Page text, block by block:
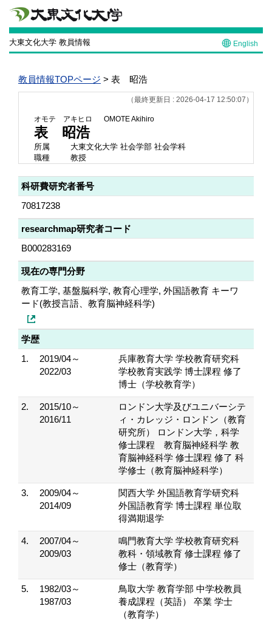
大東文化大学 教員情報 English
教員情報TOPページ > 表 昭浩
（最終更新日 : 2026-04-17 12:50:07）
オモテ アキヒロ OMOTE Akihiro
表 昭浩
所属
大東文化大学 社会学部 社会学科
職種
教授
科研費研究者番号
70817238
researchmap研究者コード
B000283169
現在の専門分野
教育工学, 基盤脳科学, 教育心理学, 外国語教育 キーワ
ード(教授言語、教育脳神経科学)
学歴
1.
2019/04～
2022/03
兵庫教育大学 学校教育研究科
学校教育実践学 博士課程 修了
博士（学校教育学）
2.
2015/10～
2016/11
ロンドン大学及びユニバーシテ
ィ・カレッジ・ロンドン（教育
研究所） ロンドン大学，科学
修士課程 教育脳神経科学 教
育脳神経科学 修士課程 修了 科
学修士（教育脳神経科学）
3.
2009/04～
2014/09
関西大学 外国語教育学研究科
外国語教育学 博士課程 単位取
得満期退学
4.
2007/04～
2009/03
鳴門教育大学 学校教育研究科
教科・領域教育 修士課程 修了
修士（教育学）
5.
1982/03～
1987/03
鳥取大学 教育学部 中学校教員
養成課程（英語） 卒業 学士
（教育学）